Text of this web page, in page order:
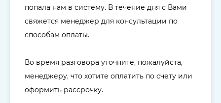
попала нам в систему. В течение дня с Вами
свяжется менеджер для консультации по
способам оплаты.
Во время разговора уточните, пожалуйста,
менеджеру, что хотите оплатить по счету или
оформить рассрочку.